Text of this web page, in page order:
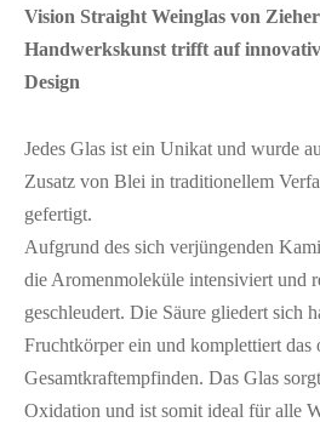
Vision Straight Weinglas von
Handwerkskunst trifft auf
Design
Jedes Glas ist ein Unikat und wurde
Zusatz von Blei in traditionellem
gefertigt.
Aufgrund des sich verjüngenden
die Aromenmoleküle intensiviert und
geschleudert. Die Säure gliedert sich
Fruchtkörper ein und komplettiert das
Gesamtkraftempfinden. Das Glas
Oxidation und ist somit ideal für alle